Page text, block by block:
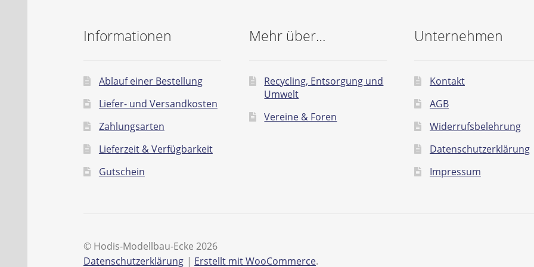
Informationen
Ablauf einer Bestellung
Liefer- und Versandkosten
Zahlungsarten
Lieferzeit & Verfügbarkeit
Gutschein
Mehr über…
Recycling, Entsorgung und
Umwelt
Vereine & Foren
Unternehmen
Kontakt
AGB
Widerrufsbelehrung
Datenschutzerklärung
Impressum
© Hodis-Modellbau-Ecke 2026
Datenschutzerklärung
Erstellt mit WooCommerce.